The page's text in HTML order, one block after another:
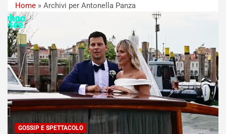
Home » Archivi per Antonella Panza
GOSSIP E SPETTACOLO